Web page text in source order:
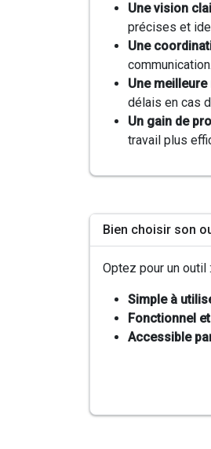
Une vision
précises et
Une
communication.
Une
délais en cas
Un gain de
travail plus
Bien choisir son
Optez pour un outil :
Simple à
Fonctionnel
Accessible